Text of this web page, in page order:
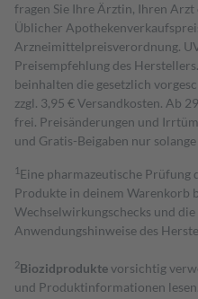
fragen Sie Ihre Ärztin, Ihren
Üblicher
Arzneimittelpreisverordnung.
Preisempfehlung des
beinhalten die gesetzlich
zzgl. 3,95 € Versandkosten. Ab
frei. Preisänderungen und
und Gratis-Beigaben nur
1 Eine pharmazeutische
Produkte in deinem Warenkorb
Wechselwirkungschecks und
Anwendungshinweise des
2Biozidproduktevorsichtig
und Produktinformationen lesen.